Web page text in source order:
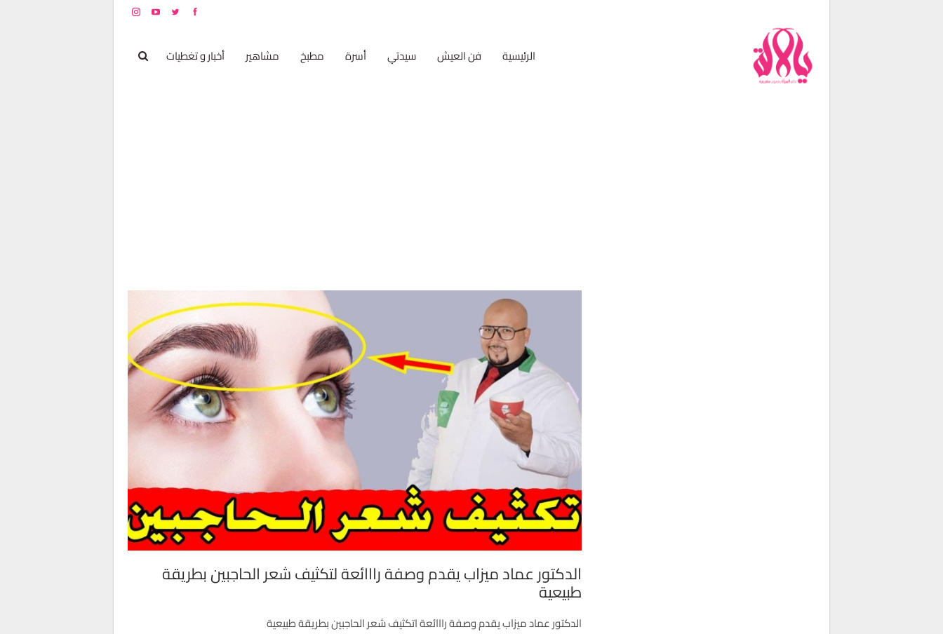
الرئيسية فن العيش سيدتي أسرة مطبخ مشاهير أخبار و تغطيات
الدكتور عماد ميزاب يقدم وصفة رااائعة لتكثيف شعر الحاجبين بطريقة
طبيعية
الدكتور عماد ميزاب يقدم وصفة رااائعة اتكثيف شعر الحاجبين بطريقة طبيعية